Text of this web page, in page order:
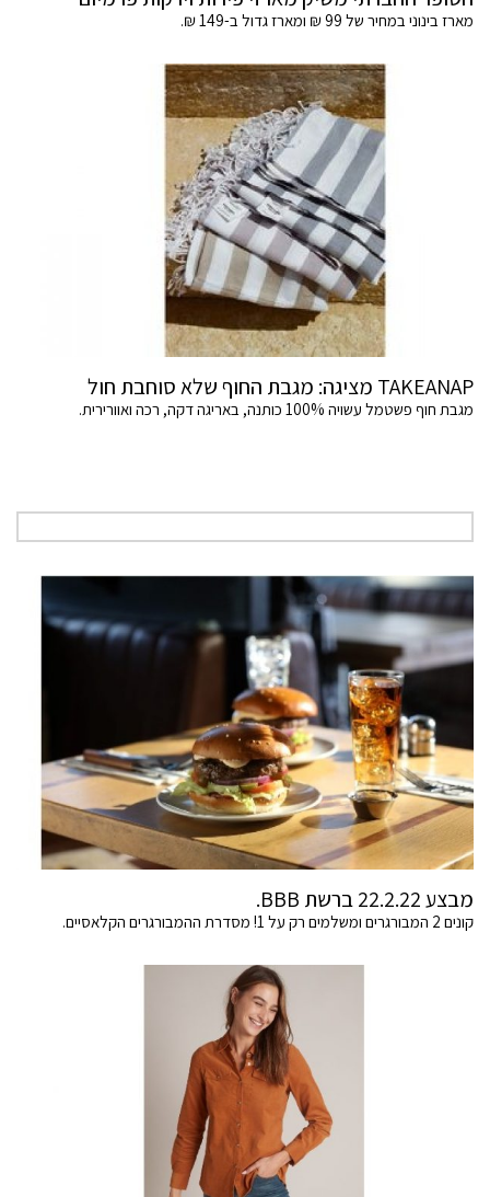
מארז בינוני במחיר של 99 ₪ ומארז גדול ב-149 ₪.
TAKEANAP מציגה: מגבת החוף שלא סוחבת חול
מגבת חוף פשטמל עשויה 100% כותנה, באריגה דקה, רכה ואוורירית.
מבצע 22.2.22 ברשת BBB.
קונים 2 המבורגרים ומשלמים רק על 1! מסדרת ההמבורגרים הקלאסיים.